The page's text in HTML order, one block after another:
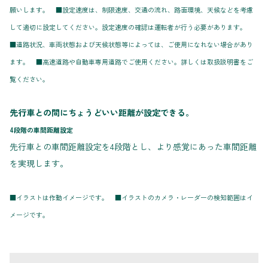
願いします。 ■設定速度は、制限速度、交通の流れ、路面環境、天候などを考慮
して適切に設定してください。設定速度の確認は運転者が行う必要があります。
■道路状況、車両状態および天候状態等によっては、ご使用になれない場合があり
ます。 ■高速道路や自動車専用道路でご使用ください。詳しくは取扱説明書をご
覧ください。
先行車との間にちょうどいい距離が設定できる。
4段階の車間距離設定
先行車との車間距離設定を4段階とし、より感覚にあった車間距離
を実現します。
■イラストは作動イメージです。 ■イラストのカメラ・レーダーの検知範囲はイ
メージです。